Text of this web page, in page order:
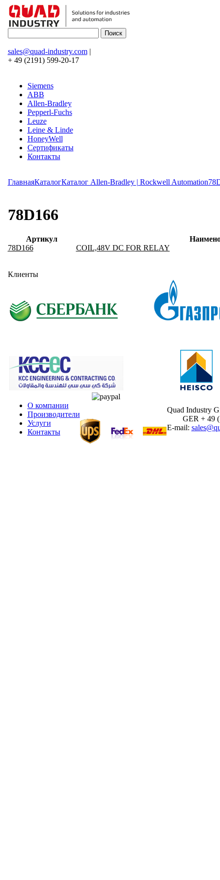
sales@quad-industry.com|
+ 49 (2191) 599-20-17
Siemens
ABB
Allen-Bradley
Pepperl-Fuchs
Leuze
Leine & Linde
HoneyWell
Сертификаты
Контакты
ГлавнаяКаталогКаталог Allen-Bradley | Rockwell Automation
78D166
Артикул
78D166
COIL,48V DC FOR RELAY
Клиенты
О компании
Производители
Услуги
Контакты
Quad Industry
GER + 49
E-mail: